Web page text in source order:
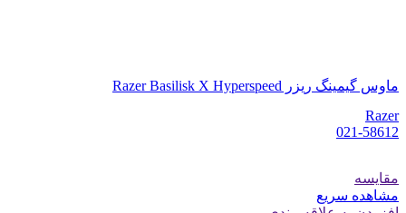
ماوس گیمینگ ریزر Razer Basilisk X Hyperspeed
Razer
021-58612
مقایسه
مشاهده سریع